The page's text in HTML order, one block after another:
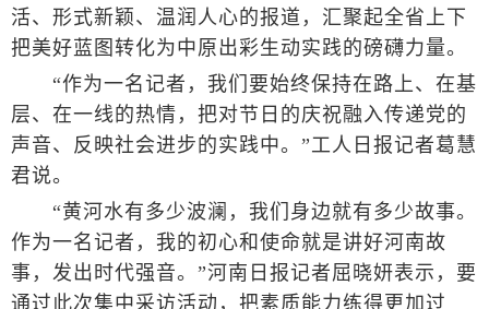
活、形式新颖、温润人心的报道，汇聚起全省上下
把美好蓝图转化为中原出彩生动实践的磅礴力量。
“作为一名记者，我们要始终保持在路上、在基
层、在一线的热情，把对节日的庆祝融入传递党的
声音、反映社会进步的实践中。”工人日报记者葛慧
君说。
“黄河水有多少波澜，我们身边就有多少故事。
作为一名记者，我的初心和使命就是讲好河南故
事，发出时代强音。”河南日报记者屈晓妍表示，要
通过此次集中采访活动，把素质能力练得更加过